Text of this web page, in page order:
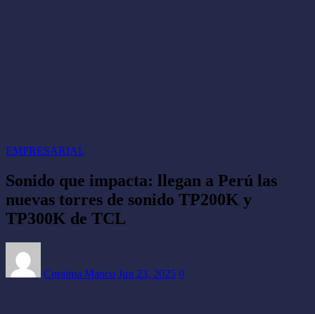
EMPRESARIAL
Sonido que impacta: llegan a Perú las
nuevas torres de sonido TP200K y
TP300K de TCL
Coraima Manco Jun 23, 2025 0